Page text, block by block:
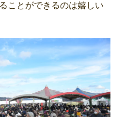
ことができるのは嬉しい